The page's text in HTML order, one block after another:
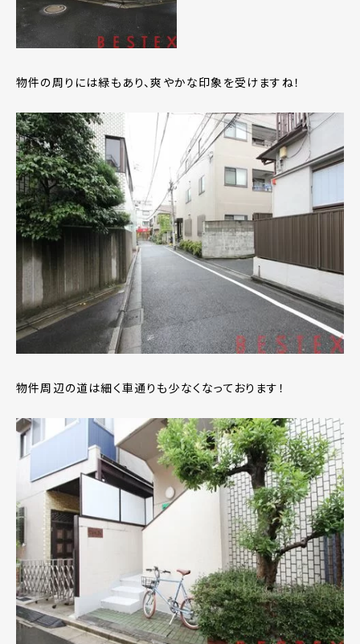
物件の周りには緑もあり、爽やかな印象を受けますね！
物件周辺の道は細く車通りも少なくなっております！